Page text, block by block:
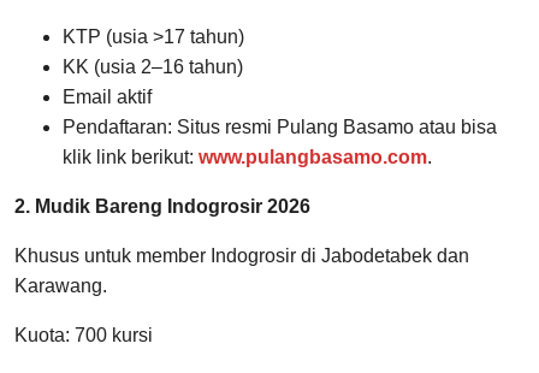
KTP (usia >17 tahun)
KK (usia 2–16 tahun)
Email aktif
Pendaftaran: Situs resmi Pulang Basamo atau bisa
klik link berikut: www.pulangbasamo.com.
2. Mudik Bareng Indogrosir 2026
Khusus untuk member Indogrosir di Jabodetabek dan
Karawang.
Kuota: 700 kursi